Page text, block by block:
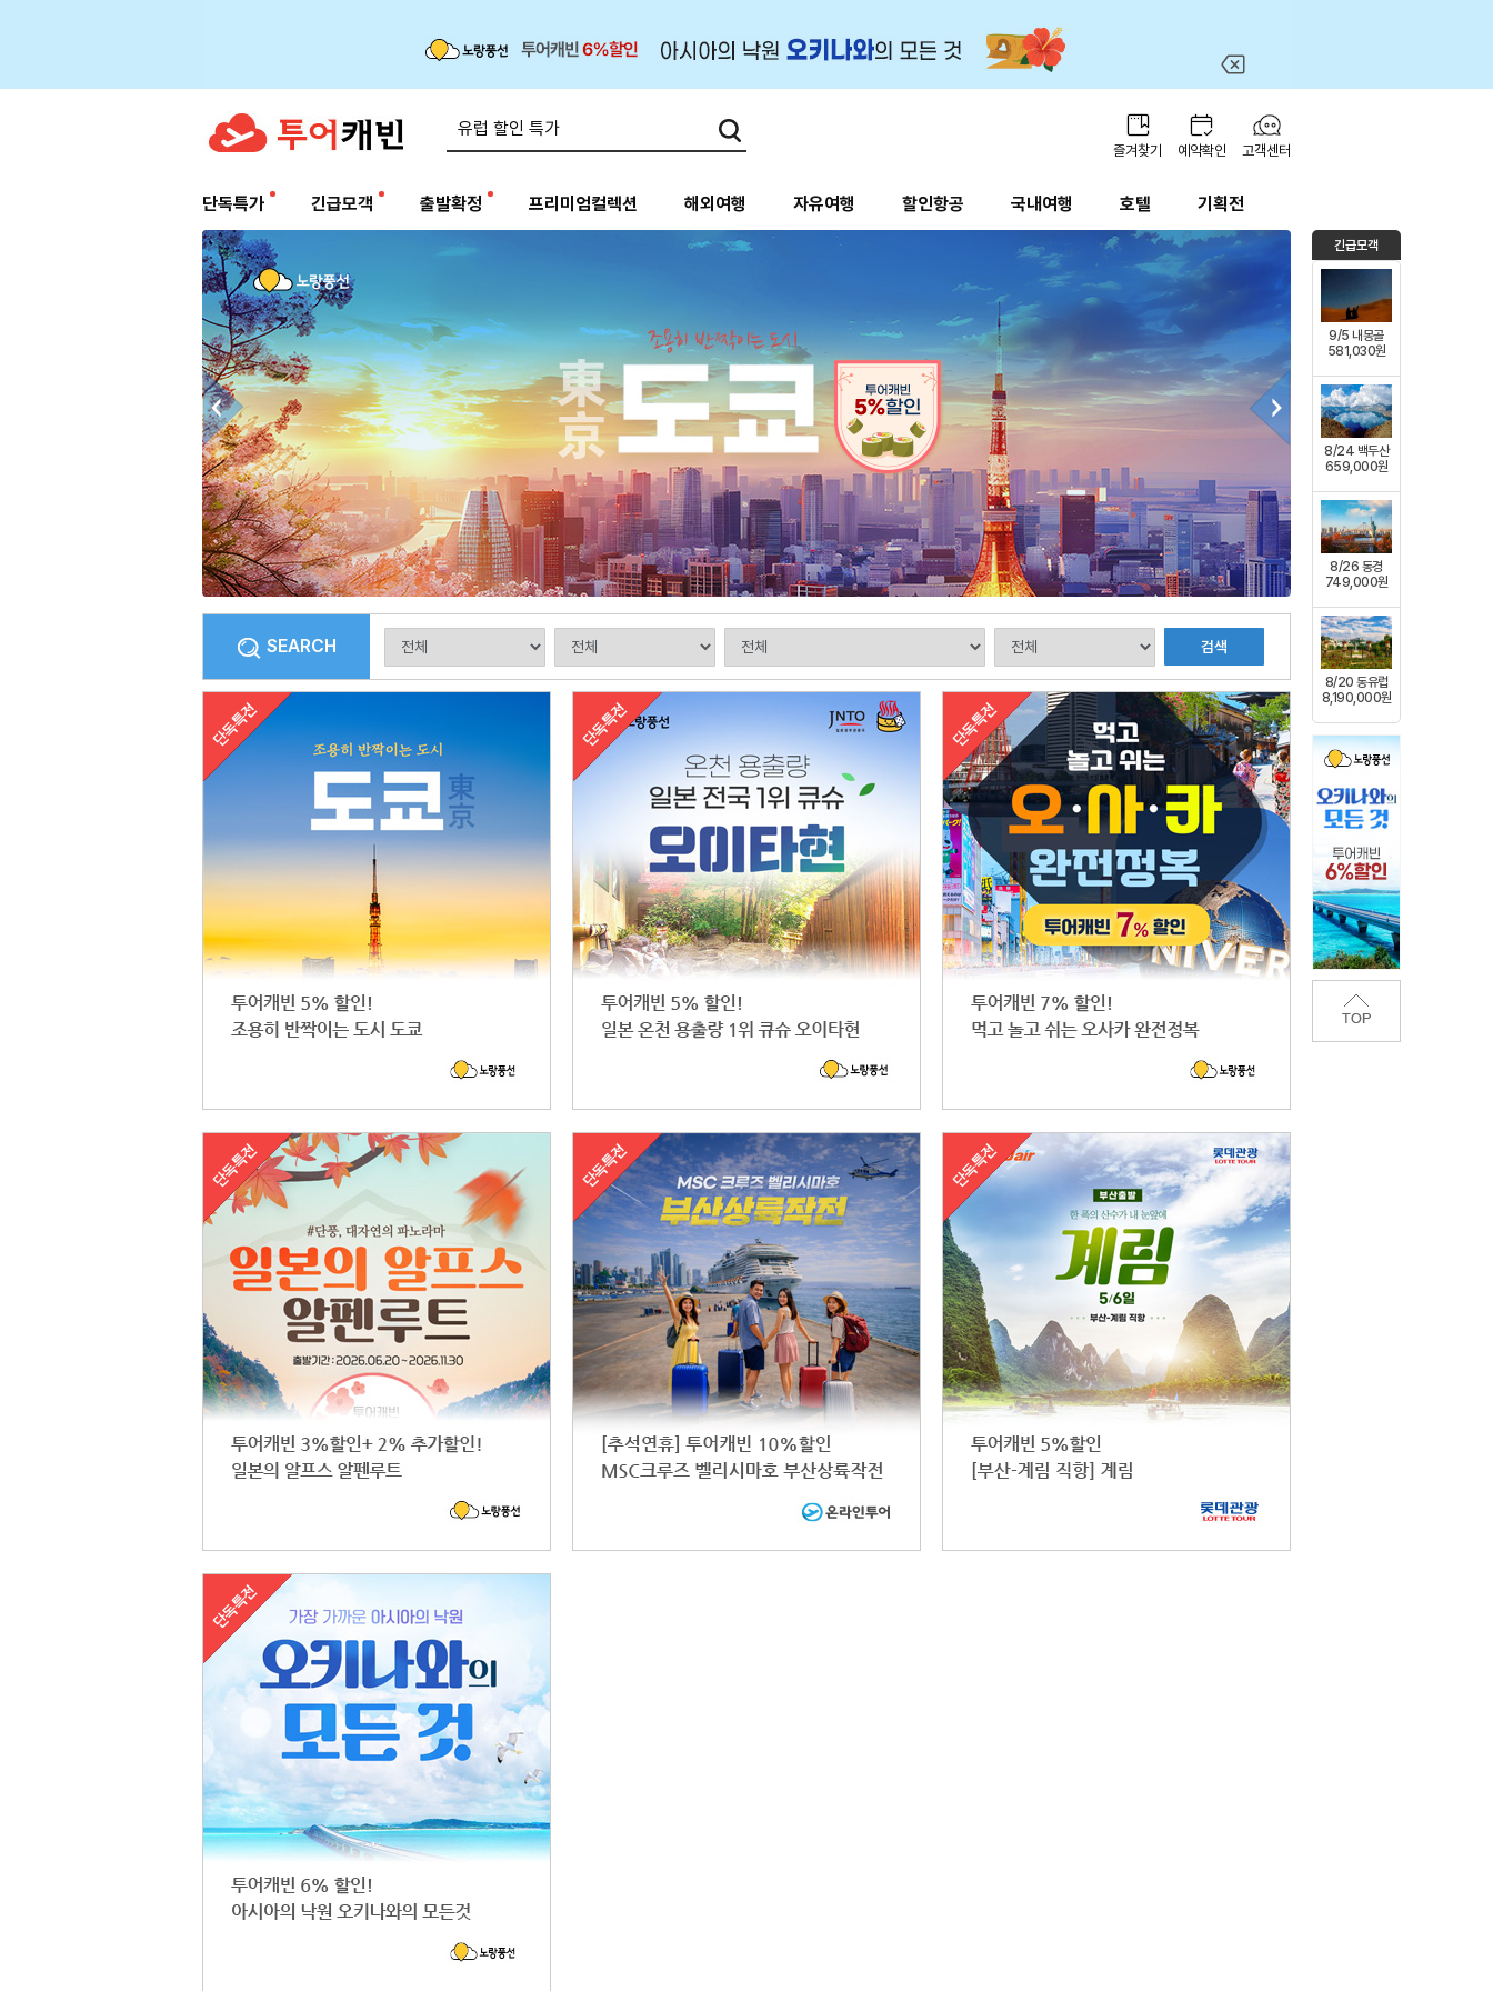
즐겨찾기 예약확인 고객센터
단독특가 긴급모객 출발확정 프리미엄컬렉션 해외여행 자유여행 할인항공 국내여행 호텔 기획전
긴급모객
9/5 내몽골
581,030원
8/24 백두산
659,000원
8/26 동경
749,000원
8/20 동유럽
8,190,000원
SEARCH 검색